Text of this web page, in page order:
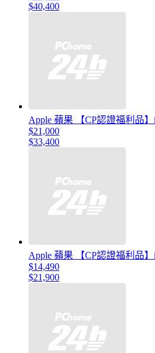
$40,400
Apple 蘋果 【CP認證福利品】
$21,000
$33,400
Apple 蘋果 【CP認證福利品】
$14,490
$21,900